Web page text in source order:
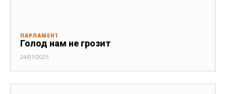
ПАРЛАМЕНТ
Голод нам не грозит
24/01/2025